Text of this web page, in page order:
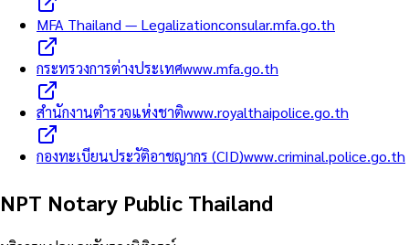
MFA Thailand — Legalizationconsular.mfa.go.th
กระทรวงการต่างประเทศwww.mfa.go.th
สำนักงานตำรวจแห่งชาติwww.royalthaipolice.go.th
กองทะเบียนประวัติอาชญากร (CID)www.criminal.police.go.th
NPT Notary Public Thailand